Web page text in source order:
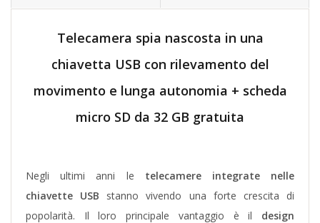
Telecamera spia nascosta in una
chiavetta USB con rilevamento del
movimento e lunga autonomia + scheda
micro SD da 32 GB gratuita
Negli ultimi anni le telecamere integrate nelle
chiavette USB stanno vivendo una forte crescita di
popolarità. Il loro principale vantaggio è il design